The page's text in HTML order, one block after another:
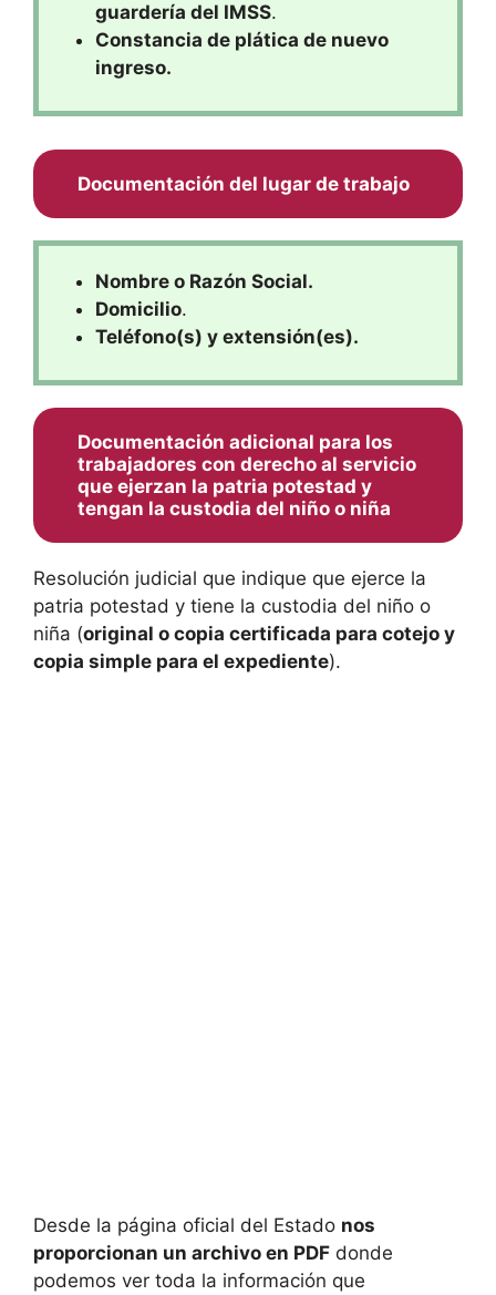
guardería del IMSS.
Constancia de plática de nuevo
ingreso.
Documentación del lugar de trabajo
Nombre o Razón Social.
Domicilio.
Teléfono(s) y extensión(es).
Documentación adicional para los
trabajadores con derecho al servicio
que ejerzan la patria potestad y
tengan la custodia del niño o niña
Resolución judicial que indique que ejerce la
patria potestad y tiene la custodia del niño o
niña (original o copia certificada para cotejo y
copia simple para el expediente).
Desde la página oficial del Estado nos
proporcionan un archivo en PDF donde
podemos ver toda la información que